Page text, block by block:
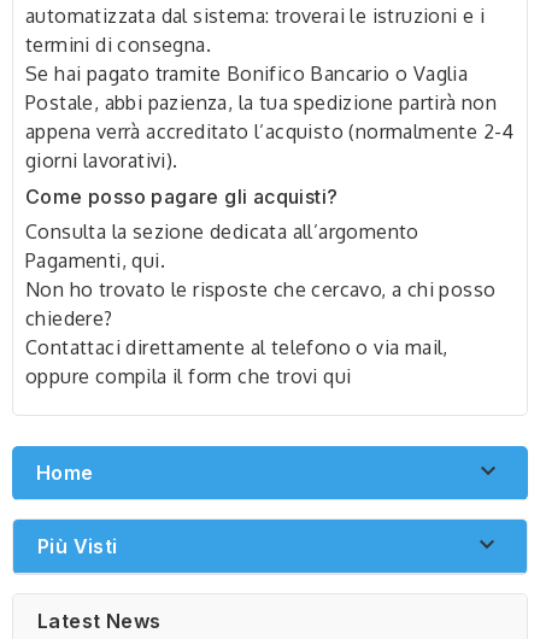
automatizzata dal sistema: troverai le istruzioni e i
termini di consegna.
Se hai pagato tramite Bonifico Bancario o Vaglia
Postale, abbi pazienza, la tua spedizione partirà non
appena verrà accreditato l’acquisto (normalmente 2-4
giorni lavorativi).
Come posso pagare gli acquisti?
Consulta la sezione dedicata all’argomento
Pagamenti,qui.
Non ho trovato le risposte che cercavo, a chi posso
chiedere?
Contattaci direttamente al telefono o via mail,
oppure compila il form che troviqui
Home 
Più Visti 
Latest News